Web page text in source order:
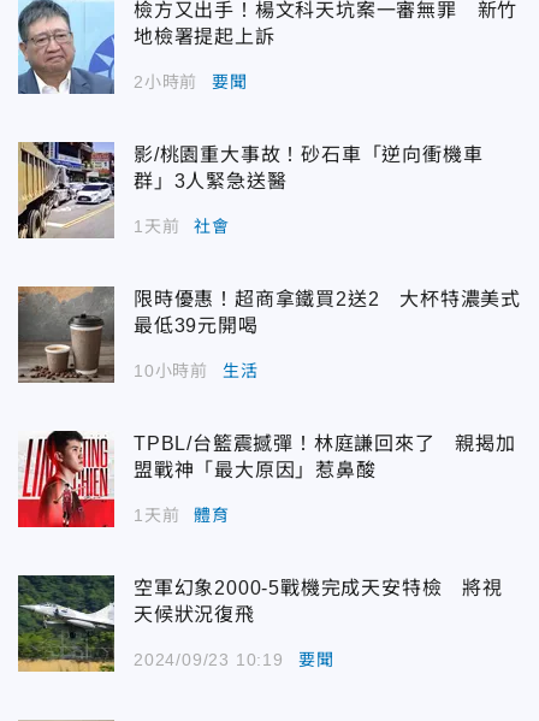
檢方又出手！楊文科天坑案一審無罪 新竹
地檢署提起上訴
2小時前 要聞
影/桃園重大事故！砂石車「逆向衝機車
群」3人緊急送醫
1天前 社會
限時優惠！超商拿鐵買2送2 大杯特濃美式
最低39元開喝
10小時前 生活
TPBL/台籃震撼彈！林庭謙回來了 親揭加
盟戰神「最大原因」惹鼻酸
1天前 體育
空軍幻象2000-5戰機完成天安特檢 將視
天候狀況復飛
2024/09/23 10:19 要聞